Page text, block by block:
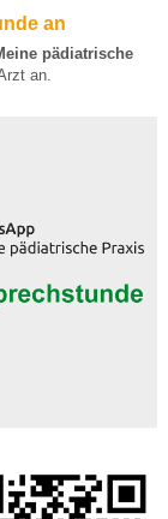
an
pädiatrische
an.